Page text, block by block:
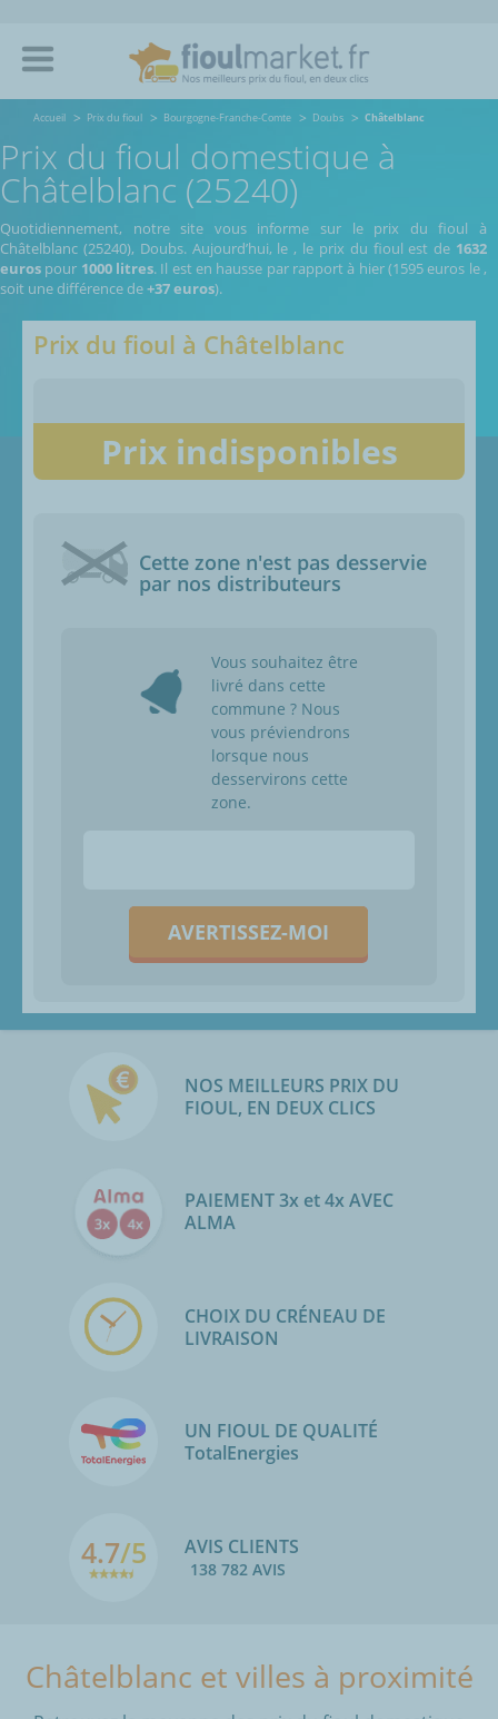
Accueil Prix du fioul Bourgogne-Franche-Comte Doubs Châtelblanc
Prix du fioul domestique à
Châtelblanc (25240)
Quotidiennement, notre site vous informe sur le prix du fioul à
Châtelblanc (25240), Doubs. Aujourd’hui, le , le prix du fioul est de 1632
euros pour 1000 litres. Il est en hausse par rapport à hier (1595 euros le,
soit une différence de+37 euros).
Prix du fioul à Châtelblanc
Prix indisponibles
Cette zone n'est pas desservie
par nos distributeurs
Vous souhaitez être
livré dans cette
commune ? Nous
vous préviendrons
lorsque nous
desservirons cette
zone.
AVERTISSEZ-MOI
NOS MEILLEURS PRIX DU
FIOUL, EN DEUX CLICS
PAIEMENT 3x et 4x AVEC
ALMA
CHOIX DU CRÉNEAU DE
LIVRAISON
UN FIOUL DE QUALITÉ
TotalEnergies
4.7/5 AVIS CLIENTS
138 782 AVIS
Châtelblanc et villes à proximité